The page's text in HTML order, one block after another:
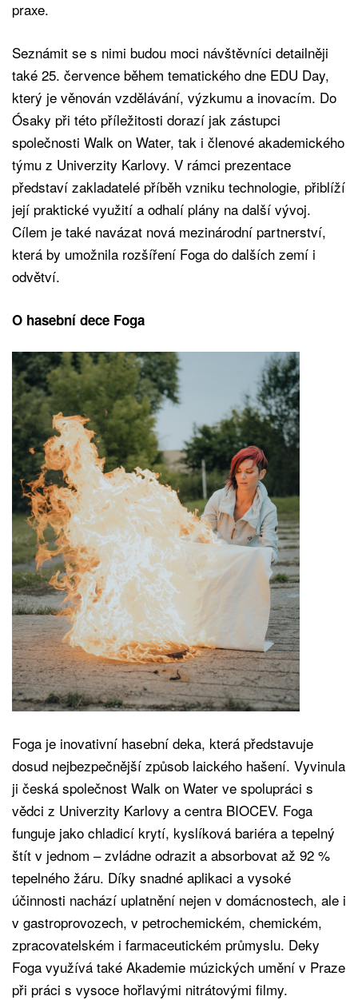
praxe.
Seznámit se s nimi budou moci návštěvníci detailněji
také 25. července během tematického dne EDU Day,
který je věnován vzdělávání, výzkumu a inovacím. Do
Ósaky při této příležitosti dorazí jak zástupci
společnosti Walk on Water, tak i členové akademického
týmu z Univerzity Karlovy. V rámci prezentace
představí zakladatelé příběh vzniku technologie, přiblíží
její praktické využití a odhalí plány na další vývoj.
Cílem je také navázat nová mezinárodní partnerství,
která by umožnila rozšíření Foga do dalších zemí i
odvětví.
O hasební dece Foga
Foga je inovativní hasební deka, která představuje
dosud nejbezpečnější způsob laického hašení. Vyvinula
ji česká společnost Walk on Water ve spolupráci s
vědci z Univerzity Karlovy a centra BIOCEV. Foga
funguje jako chladicí krytí, kyslíková bariéra a tepelný
štít v jednom – zvládne odrazit a absorbovat až 92 %
tepelného žáru. Díky snadné aplikaci a vysoké
účinnosti nachází uplatnění nejen v domácnostech, ale i
v gastroprovozech, v petrochemickém, chemickém,
zpracovatelském i farmaceutickém průmyslu. Deky
Foga využívá také Akademie múzických umění v Praze
při práci s vysoce hořlavými nitrátovými filmy.